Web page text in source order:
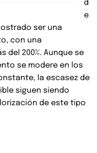
d
e
ser una
con una
del 200%. Aunque se
se modere en los
la escasez de
siguen siendo
de este tipo